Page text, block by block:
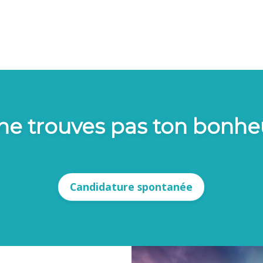
trouves pas ton
Candidature spontanée